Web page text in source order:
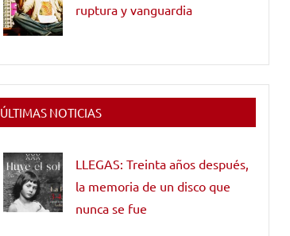
ruptura y vanguardia
ÚLTIMAS NOTICIAS
LLEGAS: Treinta años después,
la memoria de un disco que
nunca se fue